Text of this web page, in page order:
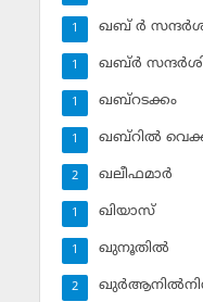
ഖബ് ര്‍
1
ഖബ്ര്‍
1
ഖബ്‌റടക്കം
1
ഖബ്‌റില്‍
1
ഖലീഫമാര്‍
2
ഖിയാസ്
1
ഖുനൂതില്‍
1
2